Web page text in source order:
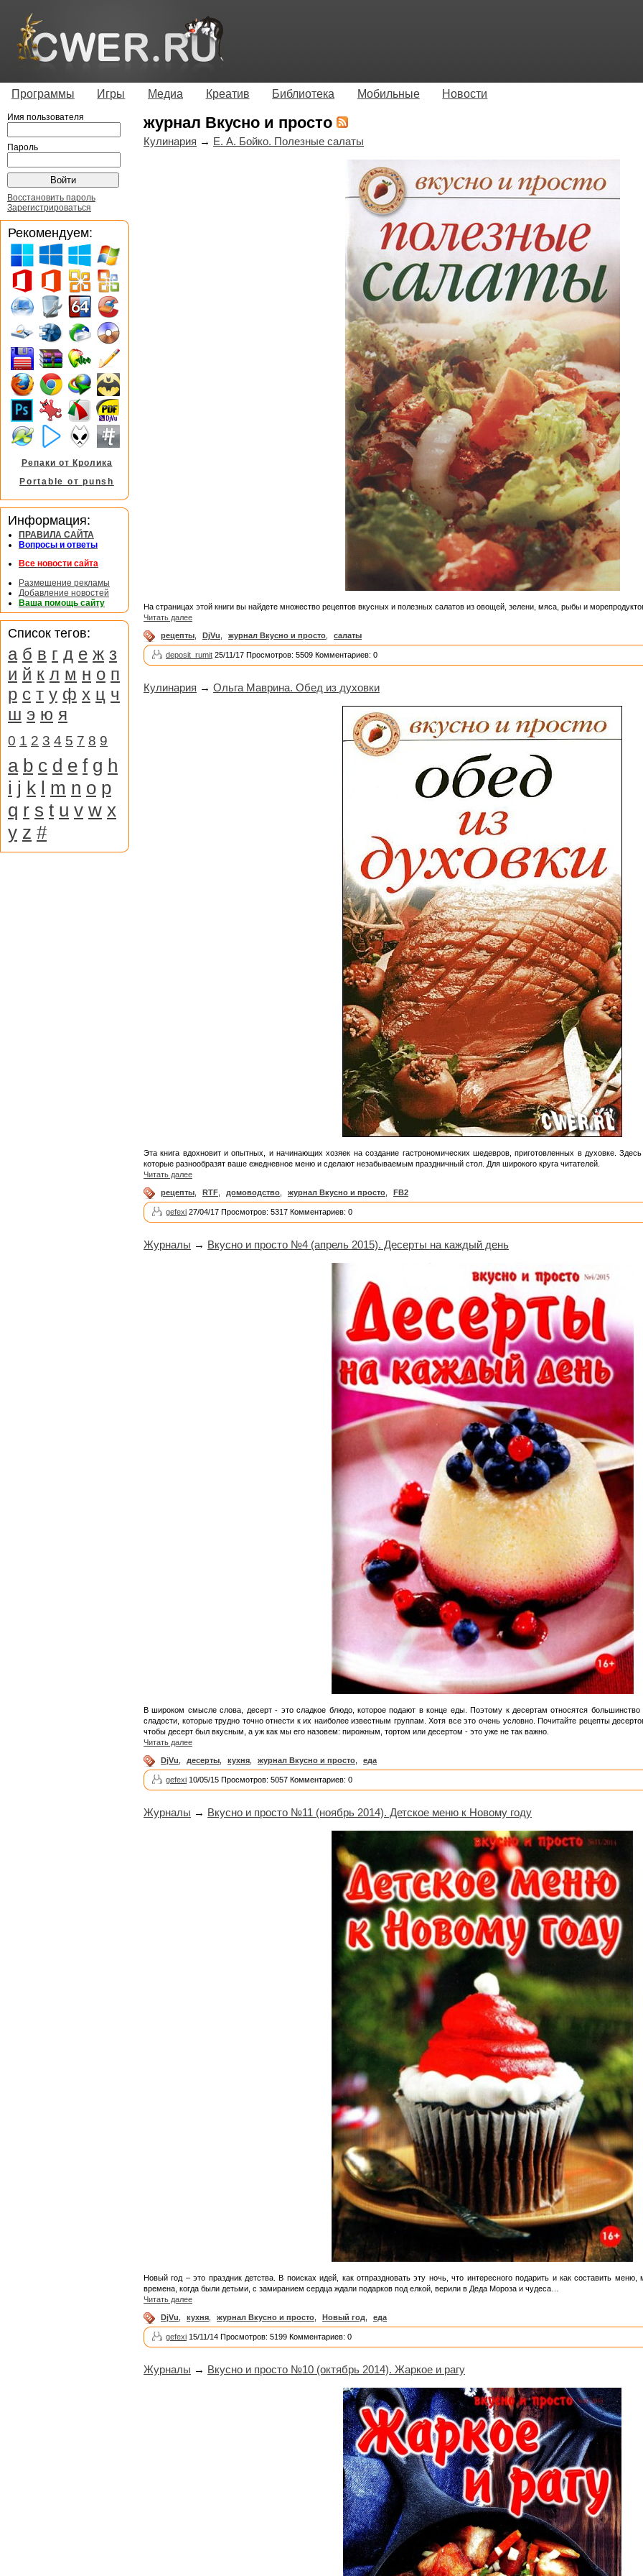
Программы Игры Медиа Креатив Библиотека Мобильные Новости
журнал Вкусно и просто
Кулинария → Е. А. Бойко. Полезные салаты
На страницах этой книги вы найдете множество рецептов вкусных и полезных салатов из овощей, зелени, мяса, рыбы и
Читать далее
рецепты DjVu журнал Вкусно и просто салаты
deposit_rumit 25/11/17 Просмотров: 5509 Комментариев: 0
Кулинария → Ольга Маврина. Обед из духовки
Эта книга вдохновит и опытных, и начинающих хозяек на создание гастрономических шедевров, приготовленных в духовке.
которые разнообразят ваше ежедневное меню и сделают незабываемым праздничный стол. Для широкого круга читателей.
Читать далее
рецепты RTF домоводство журнал Вкусно и просто FB2
gefexi 27/04/17 Просмотров: 5317 Комментариев: 0
Журналы → Вкусно и просто №4 (апрель 2015). Десерты на каждый день
В широком смысле слова, десерт - это сладкое блюдо, которое подают в конце еды. Поэтому к десертам относятся
сладости, которые трудно точно отнести к их наиболее известным группам. Хотя все это очень условно. Почитайте рецепты
чтобы десерт был вкусным, а уж как мы его назовем: пирожным, тортом или десертом - это уже не так важно.
Читать далее
DjVu десерты кухня журнал Вкусно и просто еда
gefexi 10/05/15 Просмотров: 5057 Комментариев: 0
Журналы → Вкусно и просто №11 (ноябрь 2014). Детское меню к Новому году
Новый год – это праздник детства. В поисках идей, как отпраздновать эту ночь, что интересного подарить и как составить
времена, когда были детьми, с замиранием сердца ждали подарков под елкой, верили в Деда Мороза и чудеса…
Читать далее
DjVu кухня журнал Вкусно и просто Новый год еда
gefexi 15/11/14 Просмотров: 5199 Комментариев: 0
Журналы → Вкусно и просто №10 (октябрь 2014). Жаркое и рагу
Имя пользователя
Пароль
Восстановить пароль
Зарегистрироваться
Рекомендуем:
Репаки от Кролика
Portable от punsh
Информация:
ПРАВИЛА САЙТА
Вопросы и ответы
Все новости сайта
Размещение рекламы
Добавление новостей
Ваша помощь сайту
Список тегов:
а б в г д е ж з
и й к л м н о п
р с т у ф х ц ч
ш э ю я
0 1 2 3 4 5 7 8 9
a b c d e f g h
i j k l m n o p
q r s t u v w x
y z #